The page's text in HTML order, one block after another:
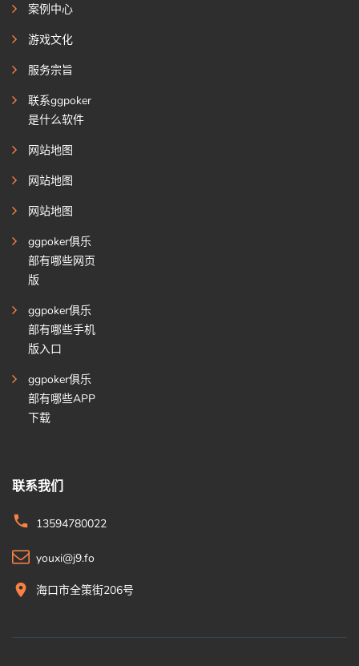
案例中心
游戏文化
服务宗旨
联系ggpoker
是什么软件
网站地图
网站地图
网站地图
ggpoker俱乐
部有哪些网页
版
ggpoker俱乐
部有哪些手机
版入口
ggpoker俱乐
部有哪些APP
下载
联系我们
13594780022
youxi@j9.fo
海口市全策街206号